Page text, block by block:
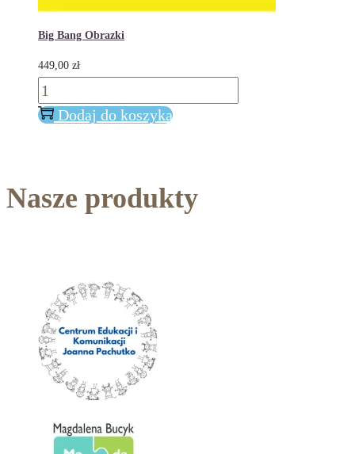
Big Bang Obrazki
449,00 zł
ilość
BigDodaj do koszyka
Nasze produkty